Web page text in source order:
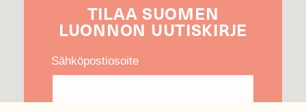
TILAA SUOMEN
LUONNON UUTIS­KIRJE
Sähköpostiosoite